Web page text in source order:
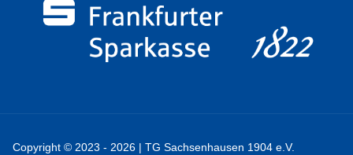
Copyright © 2023 - 2026 | TG Sachsenhausen 1904 e.V.